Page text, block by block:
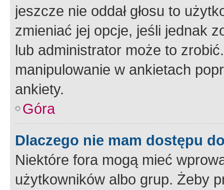
jeszcze nie oddał głosu to
zmieniać jej opcje, jeśli jednak
lub administrator może to
manipulowanie w ankietach
ankiety.
Góra
Dlaczego nie mam dostępu
Niektóre fora mogą mieć
użytkowników albo grup. Żeby